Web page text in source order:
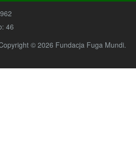
46
© 2026 Fundacja Fuga Mundi.